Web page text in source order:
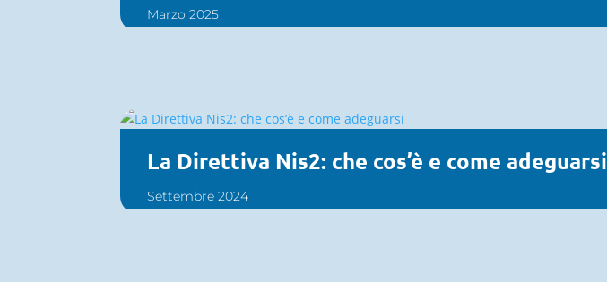
Marzo 2025
La Direttiva Nis2: che cos’è e come adeguarsi
Settembre 2024